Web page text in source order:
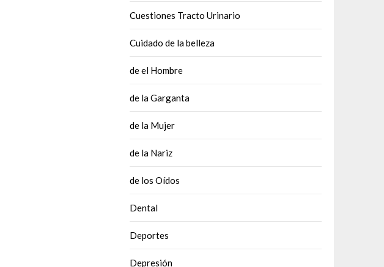
Cuestiones Tracto Urinario
Cuidado de la belleza
de el Hombre
de la Garganta
de la Mujer
de la Nariz
de los Oídos
Dental
Deportes
Depresión